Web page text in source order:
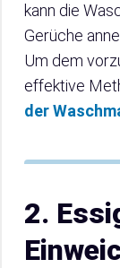
kann die
Gerüche
Um dem
effektive
der
2.